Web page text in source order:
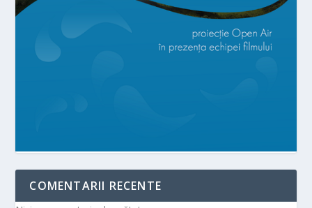
COMENTARII RECENTE